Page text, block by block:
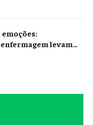
levam
em Campos